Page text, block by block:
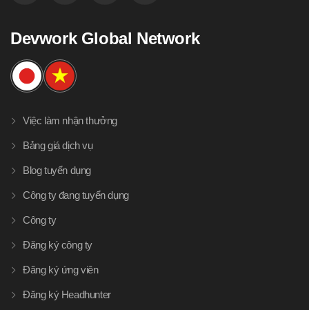
Devwork Global Network
Việc làm nhận thưởng
Bảng giá dịch vụ
Blog tuyển dụng
Công ty đang tuyển dụng
Công ty
Đăng ký công ty
Đăng ký ứng viên
Đăng ký Headhunter